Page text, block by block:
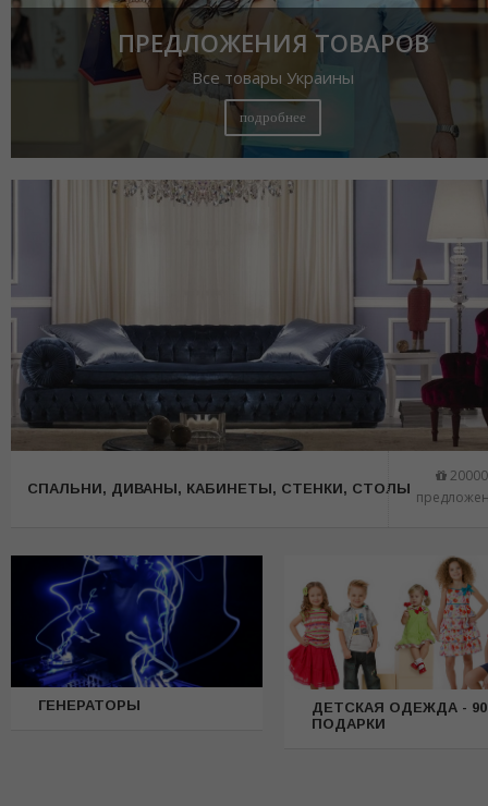
ПРЕДЛОЖЕНИЯ ТОВАРОВ
Все товары Украины
подробнее
CПАЛЬНИ, ДИВАНЫ, КАБИНЕТЫ, СТЕНКИ, СТОЛЫ
20000
ГЕНЕРАТОРЫ
ДЕТСКАЯ ОДЕЖДА -
ПОДАРКИ